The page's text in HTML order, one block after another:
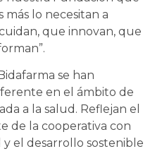
más lo necesitan a
que innovan, que
se han
en el ámbito de
a la salud. Reflejan el
de la cooperativa con
y el desarrollo sostenible